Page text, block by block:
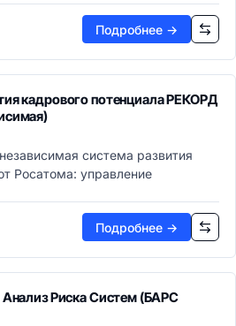
Подробнее →
кадрового потенциала РЕКОРД
система развития
Росатома: управление
Подробнее →
Анализ Риска Систем (БАРС